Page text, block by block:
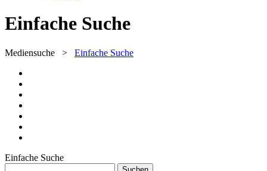
Einfache Suche
Mediensuche > Einfache Suche
Einfache Suche